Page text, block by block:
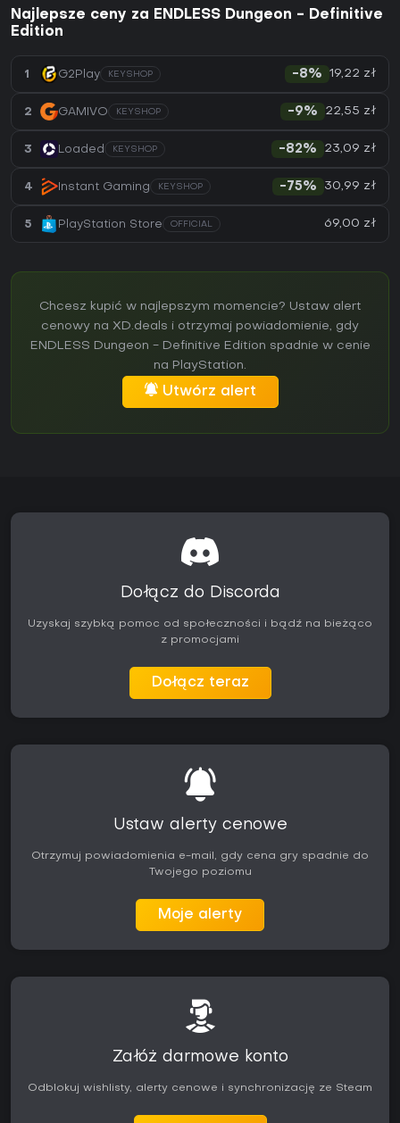
Najlepsze ceny za ENDLESS Dungeon - Definitive
Edition
1 G2Play KEYSHOP -8% 19,22 zł
2 GAMIVO KEYSHOP -9% 22,55 zł
3 Loaded KEYSHOP -82% 23,09 zł
4 Instant Gaming KEYSHOP -75% 30,99 zł
5 PlayStation Store OFFICIAL 69,00 zł
Chcesz kupić w najlepszym momencie? Ustaw alert
cenowy na XD.deals i otrzymaj powiadomienie, gdy
ENDLESS Dungeon - Definitive Edition spadnie w cenie
na PlayStation.
Utwórz alert
Dołącz do Discorda
Uzyskaj szybką pomoc od społeczności i bądź na bieżąco
z promocjami
Dołącz teraz
Ustaw alerty cenowe
Otrzymuj powiadomienia e-mail, gdy cena gry spadnie do
Twojego poziomu
Moje alerty
Załóż darmowe konto
Odblokuj wishlisty, alerty cenowe i synchronizację ze Steam